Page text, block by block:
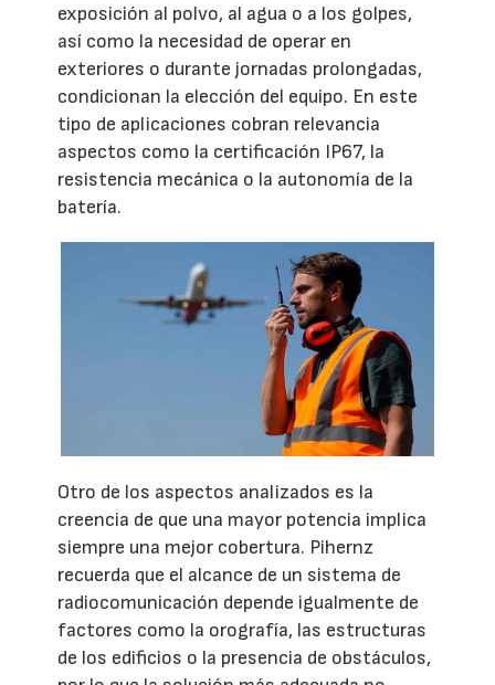
exposición al polvo, al agua o a los golpes,
así como la necesidad de operar en
exteriores o durante jornadas prolongadas,
condicionan la elección del equipo. En este
tipo de aplicaciones cobran relevancia
aspectos como la certificación IP67, la
resistencia mecánica o la autonomía de la
batería.
Otro de los aspectos analizados es la
creencia de que una mayor potencia implica
siempre una mejor cobertura. Pihernz
recuerda que el alcance de un sistema de
radiocomunicación depende igualmente de
factores como la orografía, las estructuras
de los edificios o la presencia de obstáculos,